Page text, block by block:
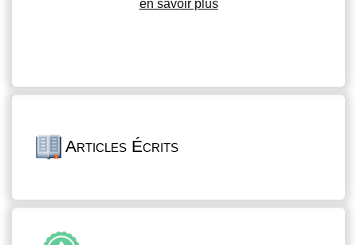
en savoir plus
Articles Écrits